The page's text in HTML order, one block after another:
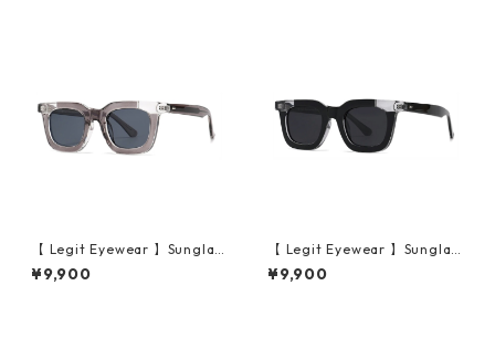
【 Legit Eyewear 】Sunglas
ses Konoe (Clear Grey/Gre
y)
¥9,900
【 Legit Eyewear 】Sunglas
ses Konoe (Black Clear/Gre
y)
¥9,900